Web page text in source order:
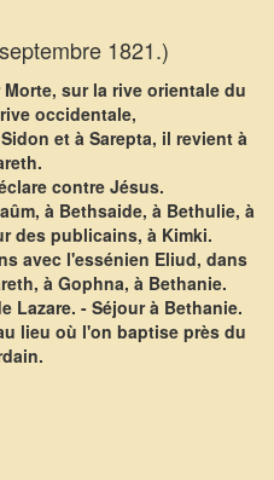
1821.)
sur la rive orientale du
occidentale,
et à Sarepta, il revient à
contre Jésus.
à Bethsaide, à Bethulie, à
des publicains, à Kimki.
avec l'essénien Eliud, dans
à Gophna, à Bethanie.
Lazare. - Séjour à Bethanie.
lieu où l'on baptise près du